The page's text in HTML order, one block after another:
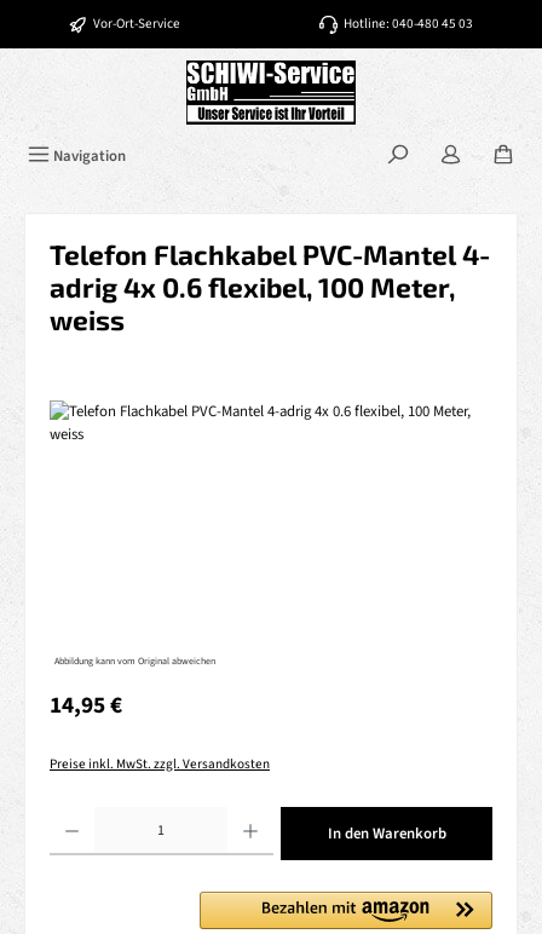
Zum Hauptinhalt springen
Vor-Ort-Service Hotline: 040-480 45 03
Navigation
Telefon Flachkabel PVC-Mantel 4-
adrig 4x 0.6 flexibel, 100 Meter,
weiss
Bildergalerie überspringen
Abbildung kann vom Original abweichen
Regulärer Preis:
14,95 €
Preise inkl. MwSt. zzgl. Versandkosten
In den Warenkorb